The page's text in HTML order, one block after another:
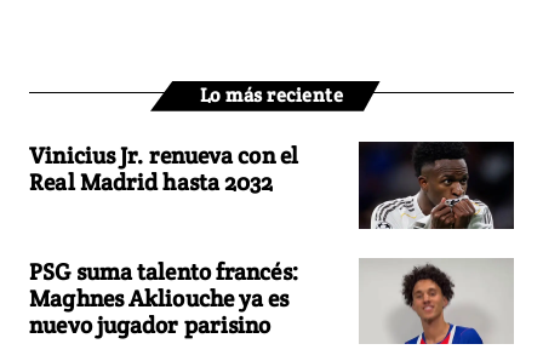
Lo más reciente
Vinicius Jr. renueva con el
Real Madrid hasta 2032
PSG suma talento francés:
Maghnes Akliouche ya es
nuevo jugador parisino